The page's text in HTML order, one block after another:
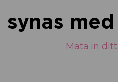
synas
Mata in